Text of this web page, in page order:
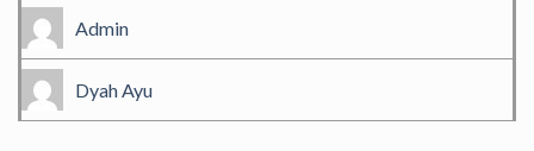
Admin
Dyah Ayu